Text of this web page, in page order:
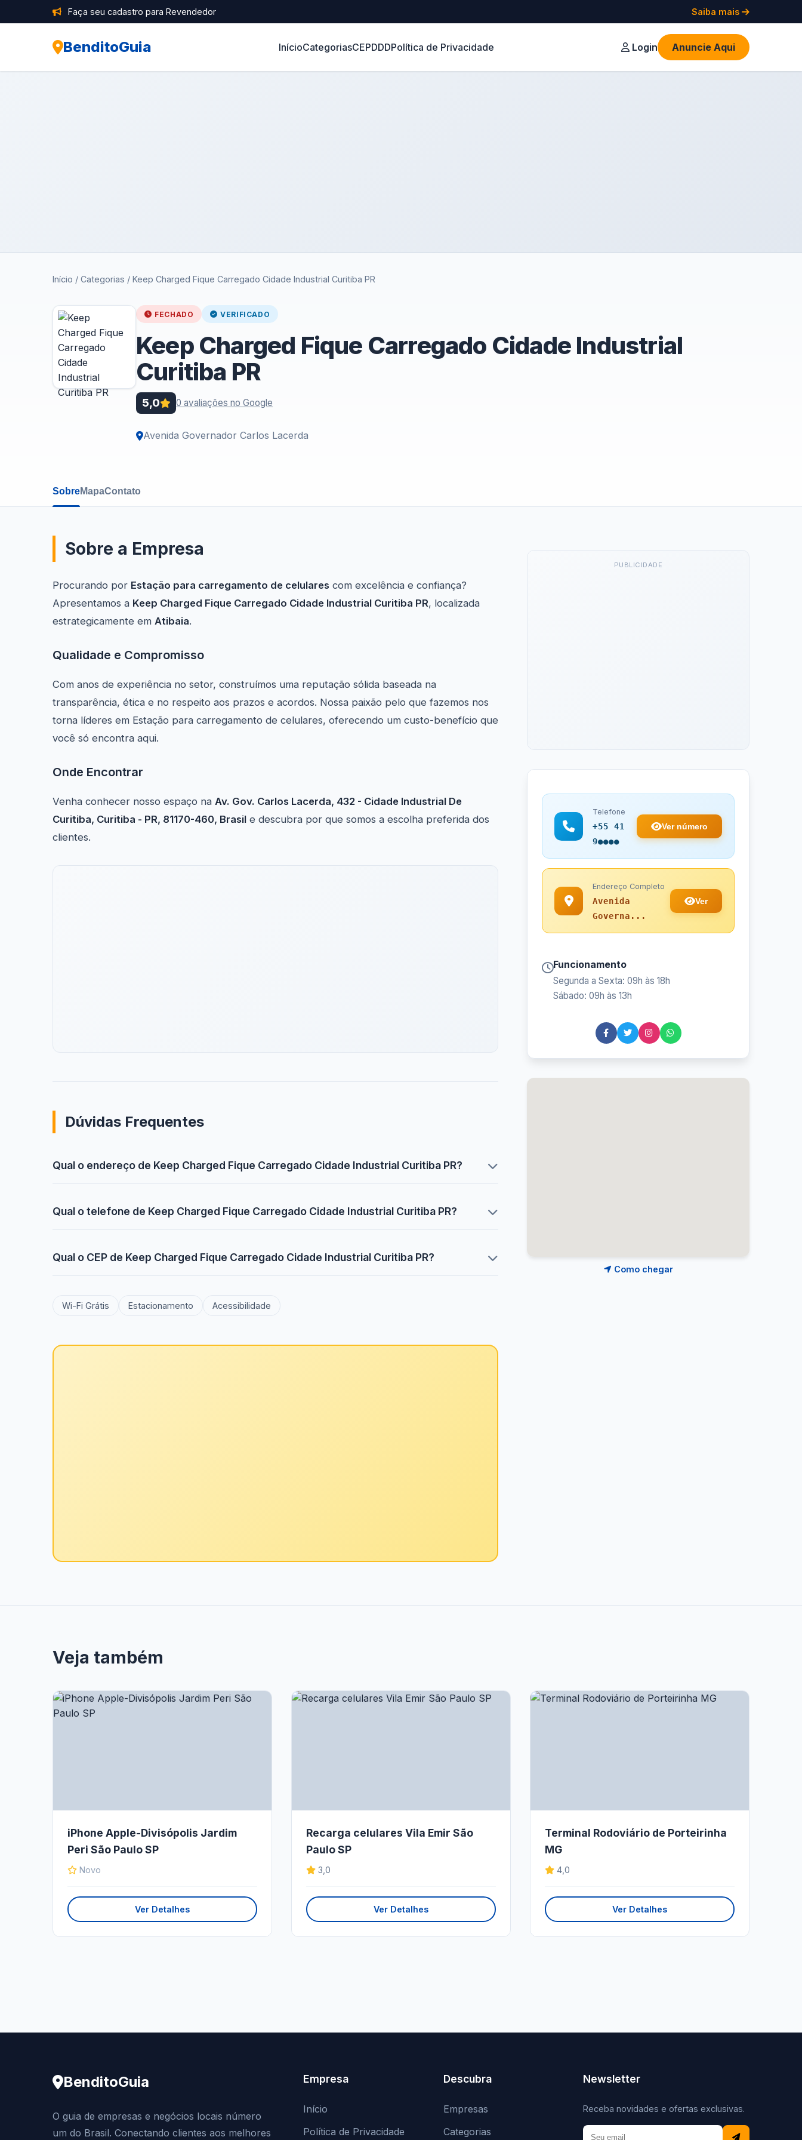
Faça seu cadastro para Revendedor Saiba mais
BenditoGuia InícioCategoriasCEPDDDPolítica de Privacidade Login Anuncie Aqui
Início / Categorias / Keep Charged Fique Carregado Cidade Industrial Curitiba PR
FECHADO VERIFICADO
Keep Charged Fique Carregado Cidade Industrial
Curitiba PR
5,0 0 avaliações no Google
Avenida Governador Carlos Lacerda
SobreMapaContato
Sobre a Empresa
Procurando por Estação para carregamento de celulares com excelência e confiança?
Apresentamos a Keep Charged Fique Carregado Cidade Industrial Curitiba PR, localizada
estrategicamente em Atibaia.
Qualidade e Compromisso
Com anos de experiência no setor, construímos uma reputação sólida baseada na
transparência, ética e no respeito aos prazos e acordos. Nossa paixão pelo que fazemos nos
torna líderes em Estação para carregamento de celulares, oferecendo um custo-benefício que
você só encontra aqui.
Onde Encontrar
Venha conhecer nosso espaço na Av. Gov. Carlos Lacerda, 432 - Cidade Industrial De
Curitiba, Curitiba - PR, 81170-460, Brasil e descubra por que somos a escolha preferida dos
clientes.
Dúvidas Frequentes
Qual o endereço de Keep Charged Fique Carregado Cidade Industrial Curitiba PR?
Qual o telefone de Keep Charged Fique Carregado Cidade Industrial Curitiba PR?
Qual o CEP de Keep Charged Fique Carregado Cidade Industrial Curitiba PR?
Wi-Fi Grátis Estacionamento Acessibilidade
PUBLICIDADE
Telefone
+55 41
9●●●●
Ver número
Endereço Completo
Avenida
Governa...
Ver
Funcionamento
Segunda a Sexta: 09h às 18h
Sábado: 09h às 13h
Como chegar
Veja também
iPhone Apple-Divisópolis Jardim
Peri São Paulo SP
Novo
Ver Detalhes
Recarga celulares Vila Emir São
Paulo SP
3,0
Ver Detalhes
Terminal Rodoviário de Porteirinha
MG
4,0
Ver Detalhes
BenditoGuia
O guia de empresas e negócios locais número
um do Brasil. Conectando clientes aos melhores
Empresa
Início
Política de Privacidade
Descubra
Empresas
Categorias
Newsletter
Receba novidades e ofertas exclusivas.